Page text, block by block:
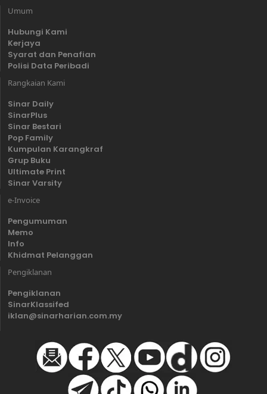
Umum
Hubungi Kami
Kerjaya
Syarat dan Penafian
Polisi Data Peribadi
Rangkaian Kami
Sinar Daily
SinarPlus
Sinar Bestari
Pop Family
Kumpulan Karangkraf
Grup Buku
Ultimate Print
Sinar Varsity
e-Invoice
Pengumuman
Memo
Info
Khidmat Pelanggan
Pengiklanan
Pengiklanan
SinarKlassifed
iklan@sinarharian.com.my